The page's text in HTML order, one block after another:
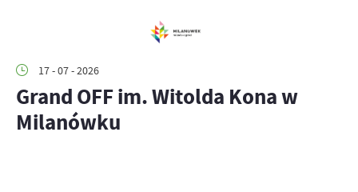
17 - 07 - 2026
Grand OFF im. Witolda Kona w
Milanówku